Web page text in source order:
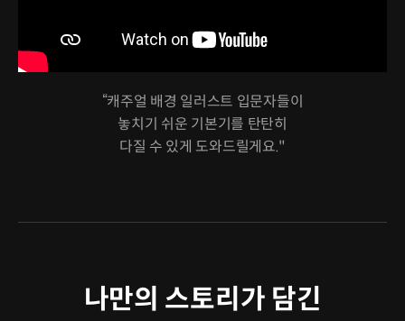
“캐주얼 배경 일러스트 입문자들이
놓치기 쉬운 기본기를 탄탄히
다질 수 있게 도와드릴게요."
나만의 스토리가 담긴